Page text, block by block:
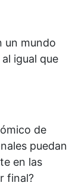
un mundo
igual que
de
puedan
en las
final?